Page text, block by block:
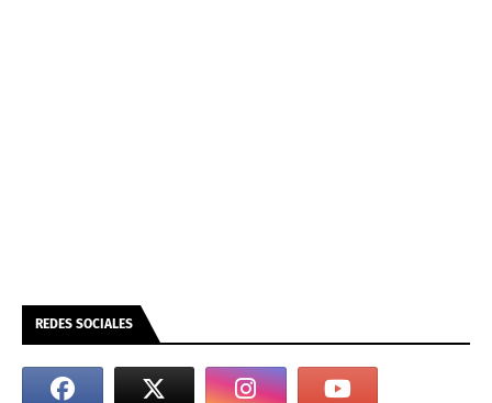
REDES SOCIALES